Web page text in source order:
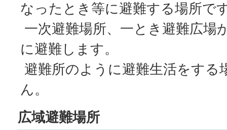
なったとき等に避難する場所で
一次避難場所、一とき避難広場
に避難します。
避難所のように避難生活をする
ん。
広域避難場所